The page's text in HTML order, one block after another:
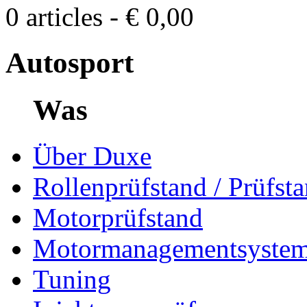
0 articles - € 0,00
Autosport
Was
Über Duxe
Rollenprüfstand /
Motorprüfstand
Tuning